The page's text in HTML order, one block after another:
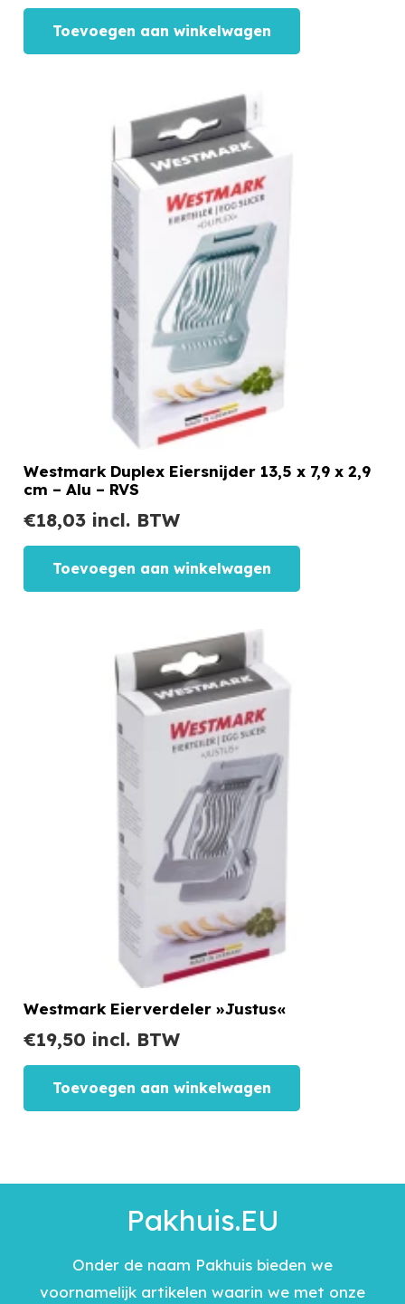
Toevoegen aan winkelwagen
Westmark Duplex Eiersnijder 13,5 x 7,9 x 2,9
cm – Alu – RVS
€18,03incl. BTW
Toevoegen aan winkelwagen
Westmark Eierverdeler »Justus«
€19,50 incl. BTW
Toevoegen aan winkelwagen
Pakhuis.EU
Onder de naam Pakhuis bieden we
voornamelijk artikelen waarin we met onze